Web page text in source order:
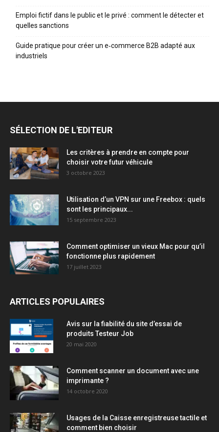
Emploi fictif dans le public et le privé : comment le détecter et
quelles sanctions
Guide pratique pour créer un e‑commerce B2B adapté aux
industriels
SÉLECTION DE L'EDITEUR
Les critères à prendre en compte pour
choisir votre futur véhicule
3 octobre 2023
Utilisation d’un VPN sur une Freebox : quels
sont les principaux...
15 septembre 2023
Comment optimiser un vieux Mac pour qu’il
fonctionne plus rapidement
17 juillet 2023
ARTICLES POPULAIRES
Avis sur la fiabilité du site d’essai de
produits Testeur Job
20 mai 2020
Comment scanner un document avec une
imprimante ?
14 octobre 2020
Usages de la Caisse enregistreuse tactile et
comment bien choisir